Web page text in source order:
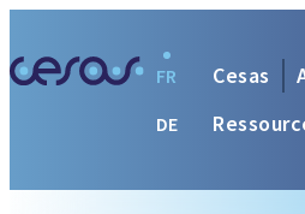
Cesas
FR
DE